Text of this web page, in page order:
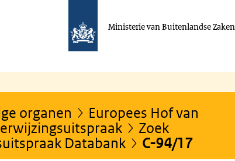
Ministerie van Buitenlandse Zaken
organen
Europees Hof van
Zoek
Databank
C-94/17